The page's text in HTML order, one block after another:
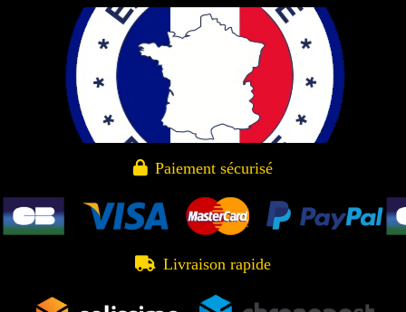
 Paiement sécurisé
 Livraison rapide